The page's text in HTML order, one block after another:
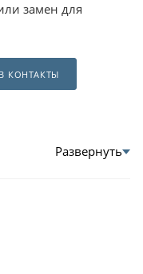
замен для
КОНТАКТЫ